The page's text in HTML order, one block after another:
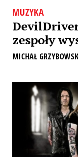
MUZYKA
zespoły
MICHAŁ